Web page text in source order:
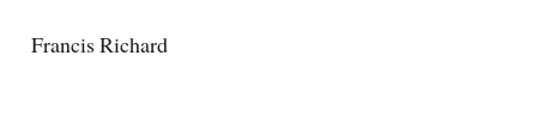
Francis Richard